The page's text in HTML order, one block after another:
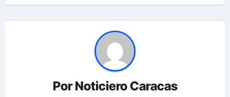
PorNoticiero Caracas